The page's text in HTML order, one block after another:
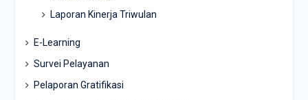
Laporan Kinerja Triwulan
E-Learning
Survei Pelayanan
Pelaporan Gratifikasi